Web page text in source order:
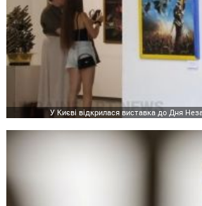
У Києві відкрилася виставка до Дня